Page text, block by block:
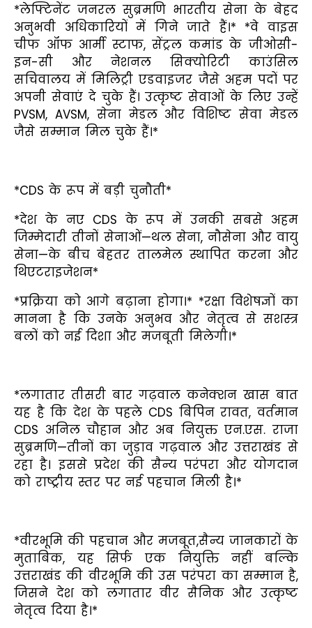
*लेफ्टिनेंट जनरल सुब्रमणि भारतीय सेना के बेहद
अनुभवी अधिकारियों में गिने जाते हैं।* *वे वाइस
चीफ ऑफ आर्मी स्टाफ, सेंट्रल कमांड के जीओसी-
इन-सी और नेशनल सिक्योरिटी काउंसिल
सचिवालय में मिलिट्री एडवाइजर जैसे अहम पदों पर
अपनी सेवाएं दे चुके हैं। उत्कृष्ट सेवाओं के लिए उन्हें
PVSM, AVSM, सेना मेडल और विशिष्ट सेवा मेडल
जैसे सम्मान मिल चुके हैं।*
*CDS के रूप में बड़ी चुनौती*
*देश के नए CDS के रूप में उनकी सबसे अहम
जिम्मेदारी तीनों सेनाओं—थल सेना, नौसेना और वायु
सेना—के बीच बेहतर तालमेल स्थापित करना और
थिएटराइजेशन*
*प्रक्रिया को आगे बढ़ाना होगा।* *रक्षा विशेषज्ञों का
मानना है कि उनके अनुभव और नेतृत्व से सशस्त्र
बलों को नई दिशा और मजबूती मिलेगी।*
*लगातार तीसरी बार गढ़वाल कनेक्शन खास बात
यह है कि देश के पहले CDS बिपिन रावत, वर्तमान
CDS अनिल चौहान और अब नियुक्त एन.एस. राजा
सुब्रमणि—तीनों का जुड़ाव गढ़वाल और उत्तराखंड से
रहा है। इससे प्रदेश की सैन्य परंपरा और योगदान
को राष्ट्रीय स्तर पर नई पहचान मिली है।*
*वीरभूमि की पहचान और मजबूत,सैन्य जानकारों के
मुताबिक, यह सिर्फ एक नियुक्ति नहीं बल्कि
उत्तराखंड की वीरभूमि की उस परंपरा का सम्मान है,
जिसने देश को लगातार वीर सैनिक और उत्कृष्ट
नेतृत्व दिया है।*